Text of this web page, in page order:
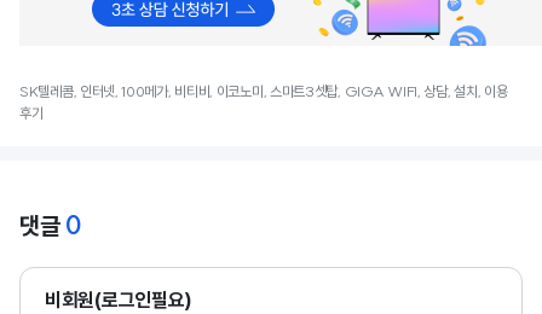
SK텔레콤, 인터넷, 100메가, 비티비, 이코노미, 스마트3셋탑, GIGA WIFI, 상담, 설치, 이용
후기
댓글 0
비회원(로그인필요)